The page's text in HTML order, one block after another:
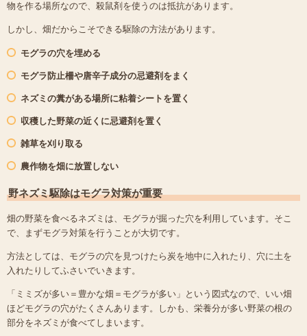
物を作る場所なので、殺鼠剤を使うのは抵抗があります。
しかし、畑だからこそできる駆除の方法があります。
モグラの穴を埋める
モグラ防止柵や唐辛子成分の忌避剤をまく
ネズミの糞がある場所に粘着シートを置く
収穫した野菜の近くに忌避剤を置く
雑草を刈り取る
農作物を畑に放置しない
野ネズミ駆除はモグラ対策が重要
畑の野菜を食べるネズミは、モグラが掘った穴を利用しています。そこ
で、まずモグラ対策を行うことが大切です。
方法としては、モグラの穴を見つけたら炭を地中に入れたり、穴に土を
入れたりしてふさいでいきます。
「ミミズが多い＝豊かな畑＝モグラが多い」という図式なので、いい畑
ほどモグラの穴がたくさんあります。しかも、栄養分が多い野菜の根の
部分をネズミが食べてしまいます。